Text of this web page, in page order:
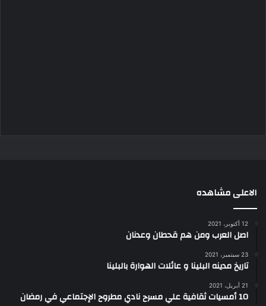
الاعلى مشاهده
12 أكتوبر، 2021
اصل العرب ومن هم قحطان وعدنان
23 سبتمبر، 2021
تاريخ مدينه البلينا و عائلات الهوارة بالبلينا
21 أبريل، 2021
10 أمسيات ثقافية علي مسرح نادي مطروح الإجتماعي في رمضان